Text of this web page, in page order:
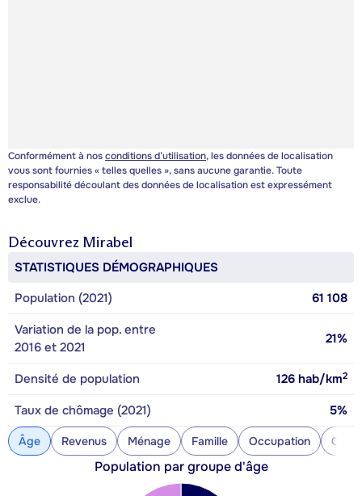
Conformément à nosconditions d’utilisation, les données de localisation
vous sont fournies « telles quelles », sans aucune garantie. Toute
responsabilité découlant des données de localisation est expressément
exclue.
Découvrez Mirabel
STATISTIQUES DÉMOGRAPHIQUES
Population (2021)
61 108
Variation de la pop. entre
2016 et 2021
21%
Densité de population 126 hab/km2
Taux de chômage (2021) 5%
Âge Revenus Ménage Famille Occupation
Population par groupe d'âge